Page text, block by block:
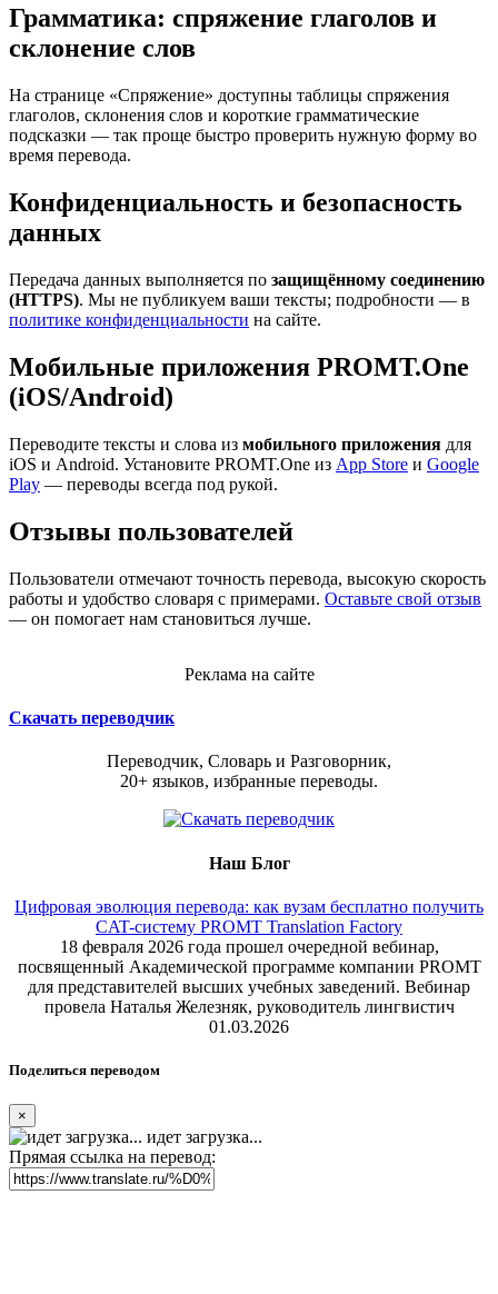
Грамматика: спряжение глаголов и
склонение слов
На странице «Спряжение» доступны таблицы спряжения
глаголов, склонения слов и короткие грамматические
подсказки — так проще быстро проверить нужную форму во
время перевода.
Конфиденциальность и безопасность
данных
Передача данных выполняется по защищённому соединению
(HTTPS). Мы не публикуем ваши тексты; подробности — в
политике конфиденциальности на сайте.
Мобильные приложения PROMT.One
(iOS/Android)
Переводите тексты и слова из мобильного приложения для
iOS и Android. Установите PROMT.One из App Store и Google
Play — переводы всегда под рукой.
Отзывы пользователей
Пользователи отмечают точность перевода, высокую скорость
работы и удобство словаря с примерами. Оставьте свой отзыв
— он помогает нам становиться лучше.
Реклама на сайте
Скачать переводчик
Переводчик, Словарь и Разговорник,
20+ языков, избранные переводы.
Наш Блог
Цифровая эволюция перевода: как вузам бесплатно получить
CAT-систему PROMT Translation Factory
18 февраля 2026 года прошел очередной вебинар,
посвященный Академической программе компании PROMT
для представителей высших учебных заведений. Вебинар
провела Наталья Железняк, руководитель лингвистич
01.03.2026
Поделиться переводом
×
идет загрузка...
Прямая ссылка на перевод: